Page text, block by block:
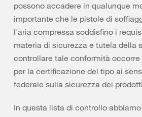
possono accadere in qualunque
importante che le pistole di
l'aria compressa soddisfino i
materia di sicurezza e tutela della
controllare tale conformità
per la certificazione del tipo ai
federale sulla sicurezza dei
In questa lista di controllo